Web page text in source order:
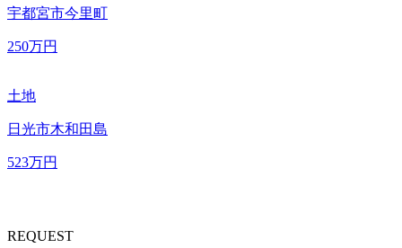
宇都宮市今里町
250万円
土地
日光市木和田島
523万円
REQUEST